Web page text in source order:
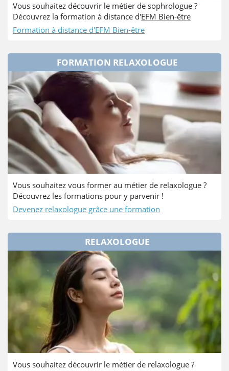
Vous souhaitez découvrir le métier de sophrologue ?
Découvrez la formation à distance d'EFM Bien-être
Formation à distance d'EFM Bien-être
FORMATION RELAXOLOGUE
Vous souhaitez vous former au métier de relaxologue ?
Découvrez les formations pour y parvenir !
Devenez relaxologue grâce une formation
RELAXOLOGUE
Vous souhaitez découvrir le métier de relaxologue ?